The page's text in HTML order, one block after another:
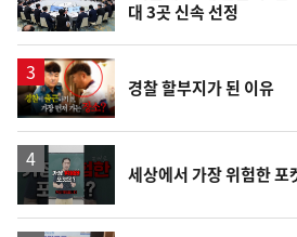
대 3곳 신속 선정
영
상
경찰 할부지가 된 이유
영
세상에서 가장 위험한 포